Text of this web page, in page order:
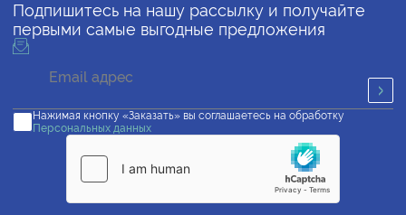
Подпишитесь на нашу рассылку и получайте
первыми самые выгодные предложения
Нажимая кнопку «Заказать» вы соглашаетесь на обработку
Персональных данных